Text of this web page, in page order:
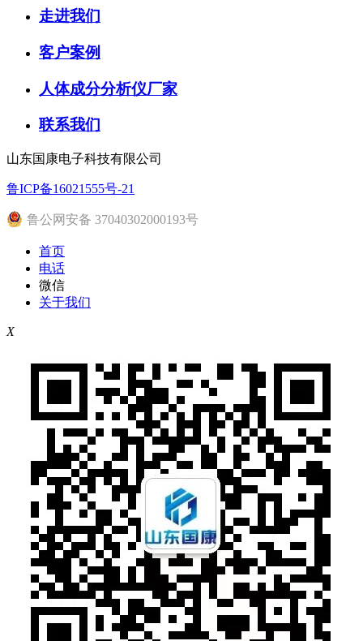
走进我们
客户案例
人体成分分析仪厂家
联系我们
山东国康电子科技有限公司
鲁ICP备16021555号-21
鲁公网安备 37040302000193号
首页
电话
微信
关于我们
X